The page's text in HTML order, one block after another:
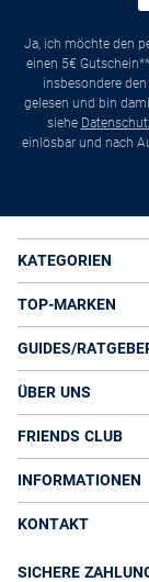
Ja, ich möchte den
einen 5€
insbesondere
gelesen und bin
siehe
einlösbar und nach
KATEGORIEN
TOP-MARKEN
GUIDES/
ÜBER UNS
FRIENDS CLUB
INFORMATIONEN
KONTAKT
SICHERE